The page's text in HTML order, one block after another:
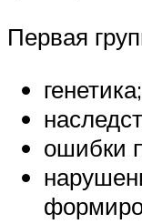
Первая
генетика;
ошибки